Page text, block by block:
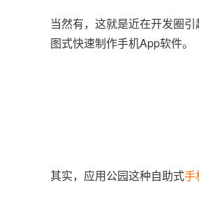
当然有，这就是近在开发圈
图式快速制作手机App软件。
其实，应用公园这种自助式手